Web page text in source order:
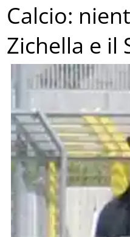
Calcio:
Zichella e il